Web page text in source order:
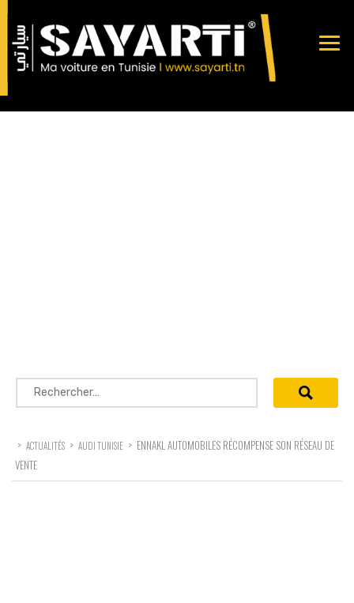
Rechercher :
> ACTUALITÉS > AUDI TUNISIE > ENNAKL AUTOMOBILES RÉCOMPENSE SON RÉSEAU DE
VENTE